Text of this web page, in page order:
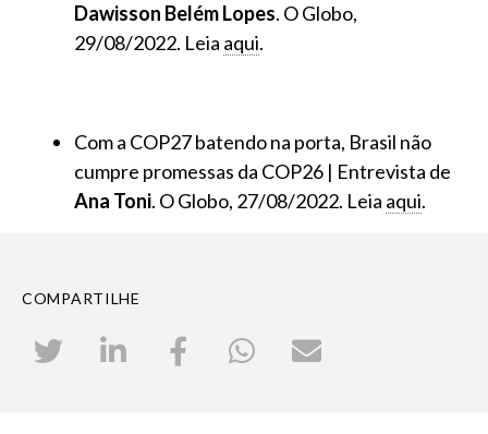
Dawisson Belém Lopes. O Globo,
29/08/2022. Leia aqui.
Com a COP27 batendo na porta, Brasil não
cumpre promessas da COP26 | Entrevista de
Ana Toni. O Globo, 27/08/2022. Leia aqui.
COMPARTILHE